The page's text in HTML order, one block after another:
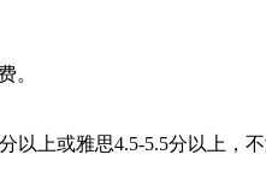
。
上或雅思4.5-5.5分以上，